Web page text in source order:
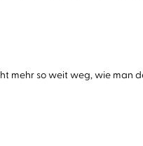
mehr so weit weg, wie man